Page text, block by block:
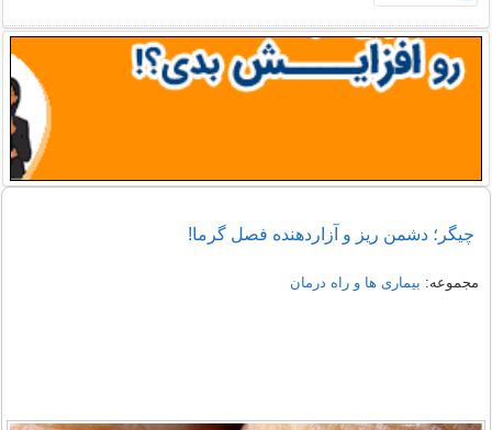
چیگر؛ دشمن ریز و آزاردهنده فصل گرما!
مجموعه: بیماری ها و راه درمان